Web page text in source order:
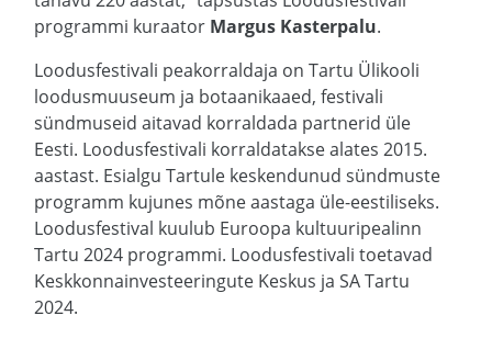
programmi kuraator Margus Kasterpalu.
Loodusfestivali peakorraldaja on Tartu Ülikooli
loodusmuuseum ja botaanikaaed, festivali
sündmuseid aitavad korraldada partnerid üle
Eesti. Loodusfestivali korraldatakse alates 2015.
aastast. Esialgu Tartule keskendunud sündmuste
programm kujunes mõne aastaga üle-eestiliseks.
Loodusfestival kuulub Euroopa kultuuripealinn
Tartu 2024 programmi. Loodusfestivali toetavad
Keskkonnainvesteeringute Keskus ja SA Tartu
2024.